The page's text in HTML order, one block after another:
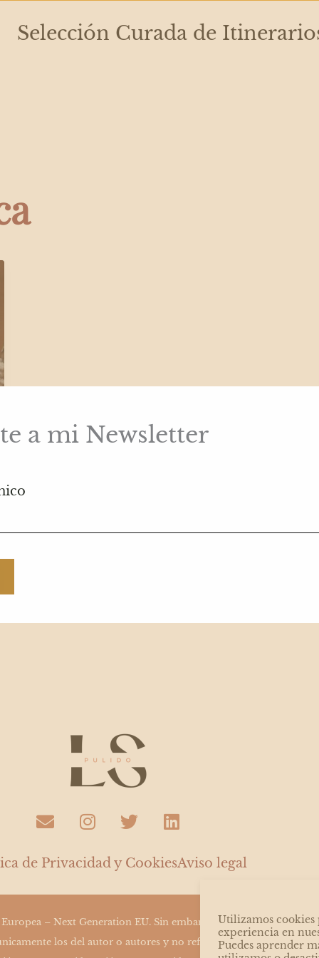
Selección Curada de
E
n
e
o
p
e
I
n
t
g
r
a
T
w
t
e
r
L
i
k
d
i
n
de Privacidad y CookiesAviso legal
– Next Generation EU. Sin embargo, los puntos de vista y
los del autor o autores y no reflejan necesariamente los
a mi Newsletter
Utilizamos
experiencia en
Puedes aprender